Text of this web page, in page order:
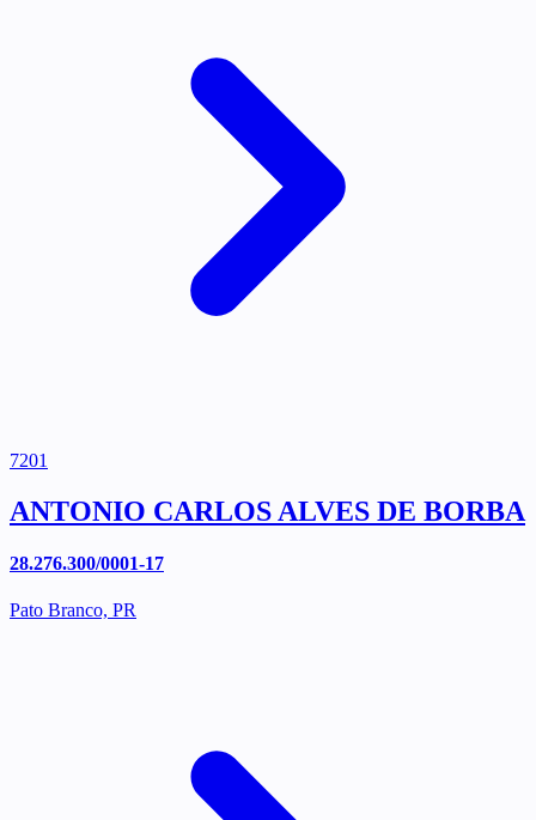
7201
ANTONIO CARLOS ALVES DE BORBA
28.276.300/0001-17
Pato Branco, PR